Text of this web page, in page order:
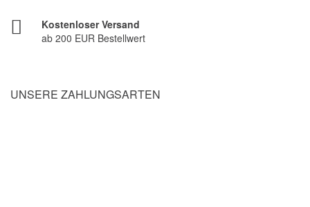
Kostenloser Versand
ab 200 EUR Bestellwert
UNSERE ZAHLUNGSARTEN